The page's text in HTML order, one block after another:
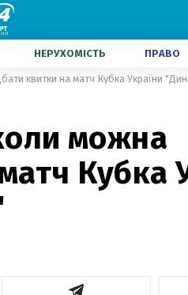
НЕРУХОМІСТЬ ПРАВО
квитки на матч Кубка України
можна
Кубка